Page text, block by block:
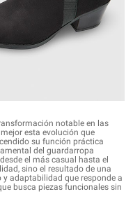
notable en las
esta evolución que
su función práctica
del guardarropa
el más casual hasta el
sino el resultado de una
adaptabilidad que responde a
busca piezas funcionales sin